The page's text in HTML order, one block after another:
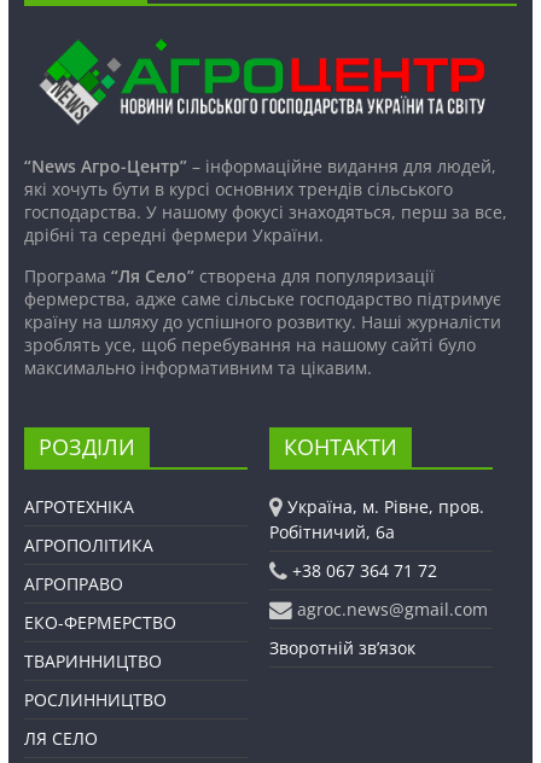
“News Агро-Центр”– інформаційне видання для людей,
які хочуть бути в курсі основних трендів сільського
господарства. У нашому фокусі знаходяться, перш за все,
дрібні та середні фермери України.
Програма “Ля Село”створена для популяризації
фермерства, адже саме сільське господарство підтримує
країну на шляху до успішного розвитку. Наші журналісти
зроблять усе, щоб перебування на нашому сайті було
максимально інформативним та цікавим.
РОЗДІЛИ
АГРОТЕХНІКА
АГРОПОЛІТИКА
АГРОПРАВО
ЕКО-ФЕРМЕРСТВО
ТВАРИННИЦТВО
РОСЛИННИЦТВО
ЛЯ СЕЛО
КОНТАКТИ
Україна, м. Рівне, пров.
Робітничий, 6а
+38 067 364 71 72
agroc.news@gmail.com
Зворотній зв’язок